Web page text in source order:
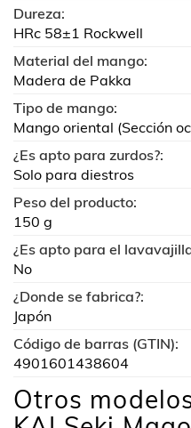
Dureza:
HRc 58±1 Rockwell
Material del mango:
Madera de Pakka
Tipo de mango:
Mango oriental (Sección
¿Es apto para zurdos?:
Solo para diestros
Peso del producto:
150 g
¿Es apto para el
No
¿Donde se fabrica?:
Japón
Código de barras (GTIN):
4901601438604
Otros